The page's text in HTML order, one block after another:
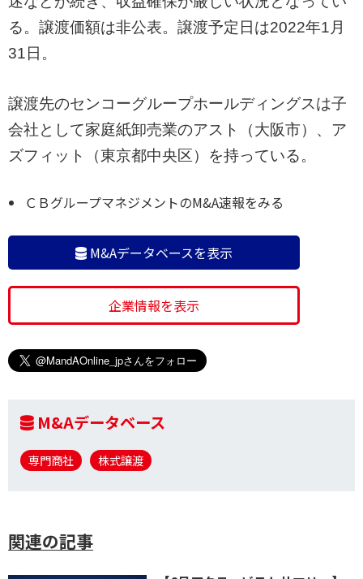
る。譲渡価額は非公表。譲渡予定日は2022年1月
31日。
譲渡先のセンコーグループホールディングスは子
会社として家庭紙卸売業のアスト（大阪市）、ア
ズフィット（東京都中央区）を持っている。
ＣＢグループマネジメントのM&A速報をみる
M&Aデータベースを表示
企業情報を表示
M&Aデータベース
専門商社 株式譲渡
関連の記事